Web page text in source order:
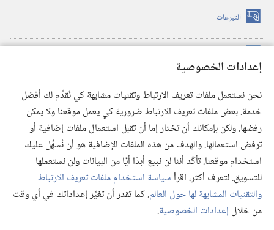
إعدادات الخصوصية
نحن نستعمل ملفات تعريف الارتباط وتقنيات مشابهة كي نُقدِّم لك أفضل
خدمة. بعض ملفات تعريف الارتباط ضرورية كي يعمل موقعنا ولا يمكن
رفضها. ولكن بإمكانك أن تختار إما أن تقبل استعمال ملفات إضافية أو
ترفض استعمالها. والهدف من هذه الملفات الإضافية هو أن نُسهِّل عليك
استخدام موقعنا. تأكَّد أننا لن نبيع أبدًا أيًّا من البيانات ولن نستعملها
للتسويق. لتعرف أكثر، اقرأسياسة استخدام ملفات تعريف الارتباط
والتقنيات المشابهة لها حول العالم. كما تقدر أن تغيِّر إعداداتك في أي وقت
من خلال إعدادات الخصوصية.
التبرعات (يفتح
نافذة
(يفتح
نافذة
(يفتح
نافذة
جديدة) تطبيق ®
JW Library
مكتبة برج المراقبة
© 2026 .Watch Tower Bible and Tract Society of Pennsylvania